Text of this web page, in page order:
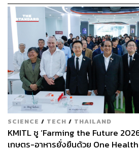
SCIENCE / TECH / THAILAND
KMITL ชู ‘Farming the Future
เกษตร-อาหารยั่งยืนด้วย One Health